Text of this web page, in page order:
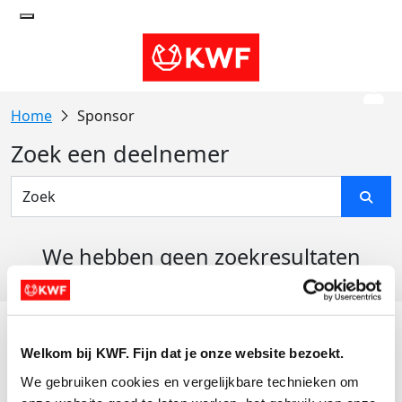
Welkom bij KWF. Fijn dat je onze website bezoekt.
We gebruiken cookies en vergelijkbare technieken om
Sponsor
Zoek een deelnemer
We hebben geen zoekresultaten
Actiematerialen
Evenementen